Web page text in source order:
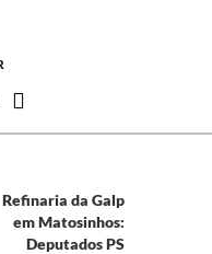
Refinaria da Galp
em Matosinhos:
Deputados PS